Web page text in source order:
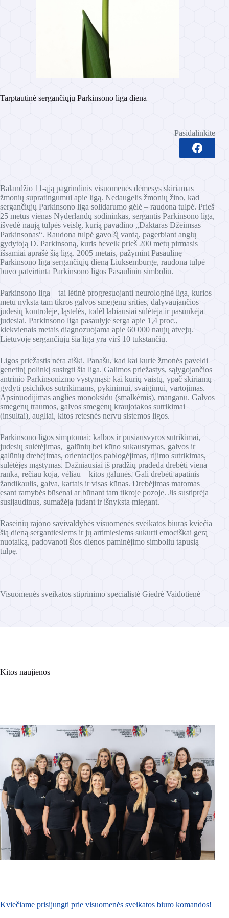
Tarptautinė sergančiųjų Parkinsono liga diena
Pasidalinkite
Balandžio 11-ąją pagrindinis visuomenės dėmesys skiriamas
žmonių supratingumui apie ligą. Nedaugelis žmonių žino, kad
sergančiųjų Parkinsono liga solidarumo gėlė – raudona tulpė. Prieš
25 metus vienas Nyderlandų sodininkas, sergantis Parkinsono liga,
išvedė naują tulpės veislę, kurią pavadino „Daktaras Džeimsas
Parkinsonas“. Raudona tulpė gavo šį vardą, pagerbiant anglų
gydytoją D. Parkinsoną, kuris beveik prieš 200 metų pirmasis
išsamiai aprašė šią ligą. 2005 metais, pažymint Pasaulinę
Parkinsono liga sergančiųjų dieną Liuksemburge, raudona tulpė
buvo patvirtinta Parkinsono ligos Pasauliniu simboliu.
Parkinsono liga – tai lėtinė progresuojanti neurologinė liga, kurios
metu nyksta tam tikros galvos smegenų srities, dalyvaujančios
judesių kontrolėje, ląstelės, todėl labiausiai sulėtėja ir pasunkėja
judesiai. Parkinsono liga pasaulyje serga apie 1,4 proc.,
kiekvienais metais diagnozuojama apie 60 000 naujų atvejų.
Lietuvoje sergančiųjų šia liga yra virš 10 tūkstančių.
Ligos priežastis nėra aiški. Panašu, kad kai kurie žmonės paveldi
genetinį polinkį susirgti šia liga. Galimos priežastys, sąlygojančios
antrinio Parkinsonizmo vystymąsi: kai kurių vaistų, ypač skiriamų
gydyti psichikos sutrikimams, pykinimui, svaigimui, vartojimas.
Apsinuodijimas anglies monoksidu (smalkėmis), manganu. Galvos
smegenų traumos, galvos smegenų kraujotakos sutrikimai
(insultai), augliai, kitos retesnės nervų sistemos ligos.
Parkinsono ligos simptomai: kalbos ir pusiausvyros sutrikimai,
judesių sulėtėjimas, galūnių bei kūno sukaustymas, galvos ir
galūnių drebėjimas, orientacijos pablogėjimas, rijimo sutrikimas,
sulėtėjęs mąstymas. Dažniausiai iš pradžių pradeda drebėti viena
ranka, rečiau koja, vėliau – kitos galūnės. Gali drebėti apatinis
žandikaulis, galva, kartais ir visas kūnas. Drebėjimas matomas
esant ramybės būsenai ar būnant tam tikroje pozoje. Jis sustiprėja
susijaudinus, sumažėja judant ir išnyksta miegant.
Raseinių rajono savivaldybės visuomenės sveikatos biuras kviečia
šią dieną sergantiesiems ir jų artimiesiems sukurti emociškai gerą
nuotaiką, padovanoti šios dienos paminėjimo simboliu tapusią
tulpę.
Visuomenės sveikatos stiprinimo specialistė Giedrė Vaidotienė
Kitos naujienos
Kviečiame prisijungti prie visuomenės sveikatos biuro komandos!